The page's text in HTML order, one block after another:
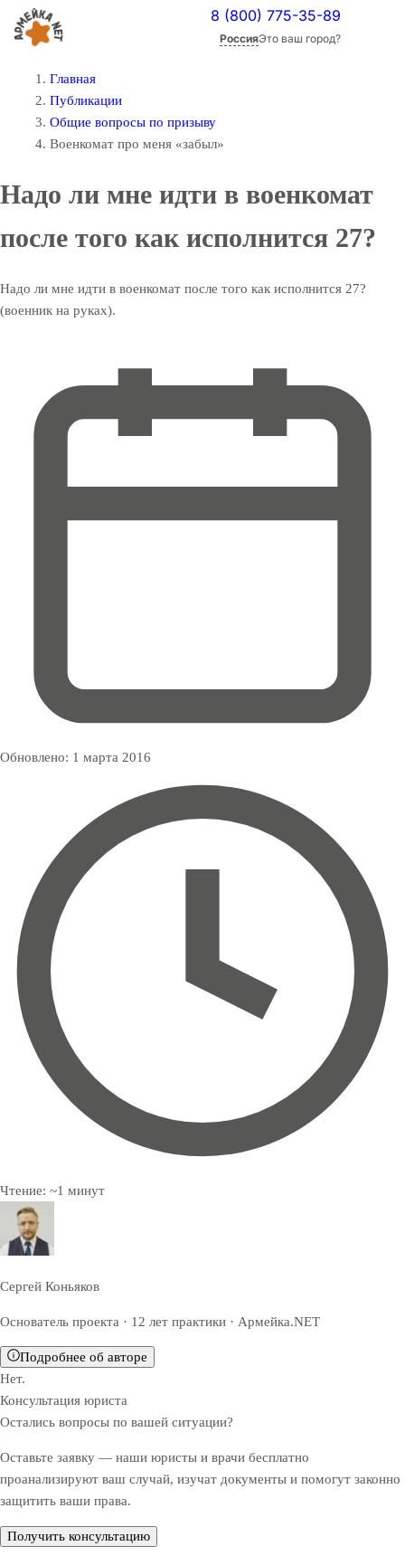
8 (800) 775-35-89
РоссияЭто ваш город?
Главная
Публикации
Общие вопросы по призыву
Военкомат про меня «забыл»
Надо ли мне идти в военкомат
после того как исполнится 27?
Надо ли мне идти в военкомат после того как исполнится 27?
(военник на руках).
Обновлено: 1 марта 2016
Чтение: ~1 минут
Сергей Коньяков
Основатель проекта · 12 лет практики · Армейка.NET
Подробнее об авторе
Нет.
Консультация юриста
Остались вопросы по вашей ситуации?
Оставьте заявку — наши юристы и врачи бесплатно
проанализируют ваш случай, изучат документы и помогут законно
защитить ваши права.
Получить консультацию